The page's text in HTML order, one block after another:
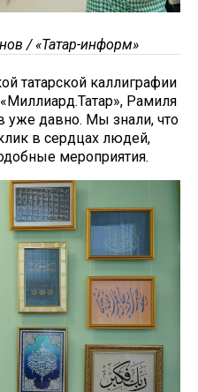
/ «Татар-информ»
татарской каллиграфии
Рамиля
уже давно. Мы знали, что
в сердцах людей,
мероприятия.